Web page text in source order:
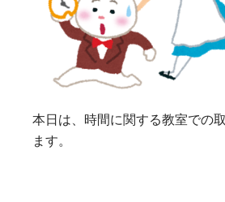
本日は、時間に関する教室での
ます。